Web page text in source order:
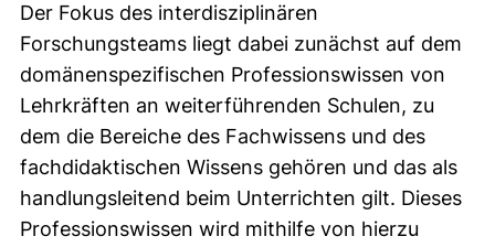
Der Fokus des interdisziplinären
Forschungsteams liegt dabei zunächst auf dem
domänenspezifischen Professionswissen von
Lehrkräften an weiterführenden Schulen, zu
dem die Bereiche des Fachwissens und des
fachdidaktischen Wissens gehören und das als
handlungsleitend beim Unterrichten gilt. Dieses
Professionswissen wird mithilfe von hierzu